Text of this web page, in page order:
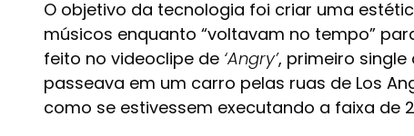
O objetivo da tecnologia foi criar uma
músicos enquanto “voltavam no tempo”
feito no videoclipe de ‘Angry’, primeiro
passeava em um carro pelas ruas de Los
como se estivessem executando a faixa de